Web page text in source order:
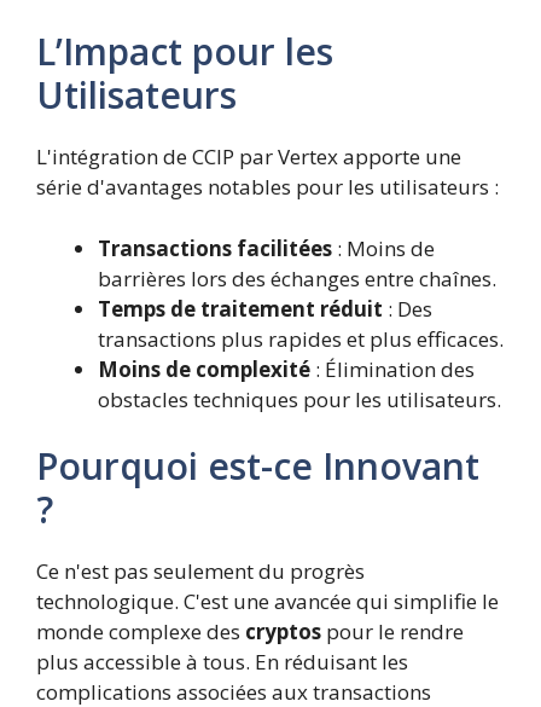
L’Impact pour les
Utilisateurs
L'intégration de CCIP par Vertex apporte une
série d'avantages notables pour les utilisateurs :
Transactions facilitées : Moins de
barrières lors des échanges entre chaînes.
Temps de traitement réduit : Des
transactions plus rapides et plus efficaces.
Moins de complexité : Élimination des
obstacles techniques pour les utilisateurs.
Pourquoi est-ce Innovant
?
Ce n'est pas seulement du progrès
technologique. C'est une avancée qui simplifie le
monde complexe des cryptos pour le rendre
plus accessible à tous. En réduisant les
complications associées aux transactions